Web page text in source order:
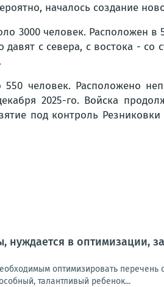
началось создание
3000 человек. Расположен в
с севера, с востока - со
человек. Расположено
2025-го. Войска
под контроль Резниковки
в оптимизации,
оптимизировать
талантливый ребенок...